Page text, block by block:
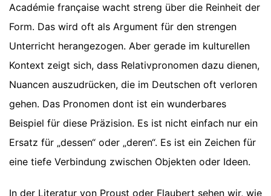
Académie française wacht streng über die Reinheit der
Form. Das wird oft als Argument für den strengen
Unterricht herangezogen. Aber gerade im kulturellen
Kontext zeigt sich, dass Relativpronomen dazu dienen,
Nuancen auszudrücken, die im Deutschen oft verloren
gehen. Das Pronomen dont ist ein wunderbares
Beispiel für diese Präzision. Es ist nicht einfach nur ein
Ersatz für „dessen“ oder „deren“. Es ist ein Zeichen für
eine tiefe Verbindung zwischen Objekten oder Ideen.
In der Literatur von Proust oder Flaubert sehen wir, wie